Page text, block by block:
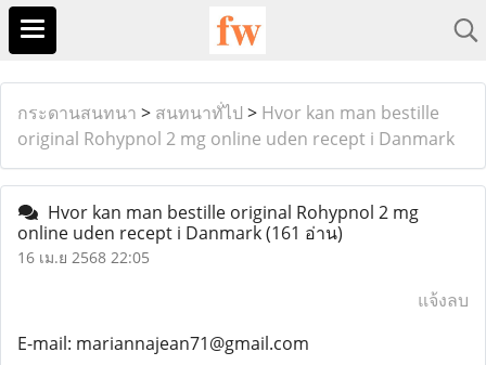
กระดานสนทนา > สนทนาทั่ไป > Hvor kan man bestille
original Rohypnol 2 mg online uden recept i Danmark
Hvor kan man bestille original Rohypnol 2 mg
online uden recept i Danmark(161 อ่าน)
16 เม.ย 2568 22:05
แจ้งลบ
E-mail: mariannajean71@gmail.com